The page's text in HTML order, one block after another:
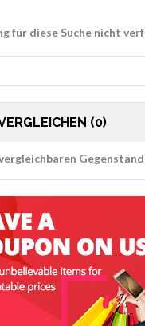
für diese Suche nicht
(0)